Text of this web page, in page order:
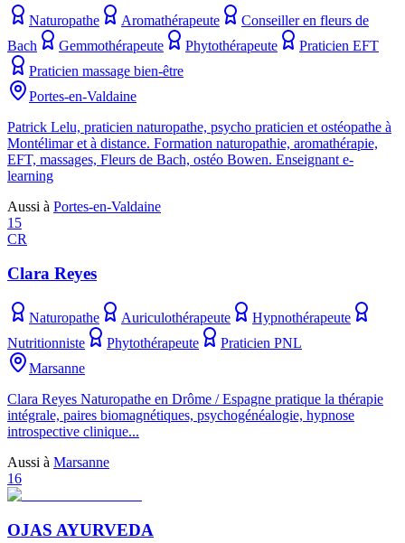
Naturopathe Aromathérapeute
Conseiller en fleurs de
Bach
Gemmothérapeute Phytothérapeute
Praticien EFT
Praticien massage bien-être
Portes-en-Valdaine
Patrick Lelu, praticien naturopathe, psycho praticien et ostéopathe à
Montélimar et à distance. Formation naturopathie, aromathérapie,
EFT, massages, Fleurs de Bach, ostéo Bowen. Enseignant e-
learning
Aussi à Portes-en-Valdaine
15
CR
Clara Reyes
Naturopathe Auriculothérapeute
Hypnothérapeute
Nutritionniste
Phytothérapeute
Praticien PNL
Marsanne
Clara Reyes Naturopathe en Drôme / Espagne pratique la thérapie
intégrale, paires biomagnétiques, psychogénéalogie, hypnose
introspective clinique...
Aussi à Marsanne
16
OJAS AYURVEDA